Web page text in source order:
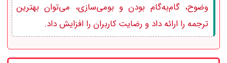
وضوح، گام‌به‌گام بودن و بومی‌سازی، می‌توان بهترین
ترجمه را ارائه داد و رضایت کاربران را افزایش داد.